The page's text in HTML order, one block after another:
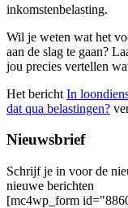
inkomstenbelasting.
Wil je weten wat het
aan de slag te gaan?
jou precies vertellen
Het bericht In
dat qua belastingen?
Nieuwsbrief
Schrijf je in voor de
nieuwe berichten
[mc4wp_form